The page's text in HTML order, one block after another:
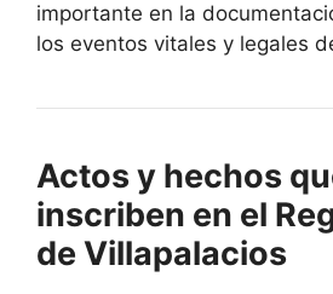
importante en la
los eventos vitales y legales
Actos y hechos
inscriben en el
de Villapalacios